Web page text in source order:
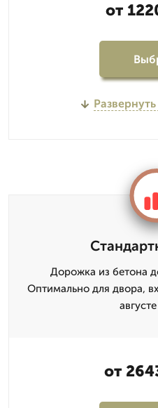
от
Дорожка из бетона
Оптимально для двора,
от